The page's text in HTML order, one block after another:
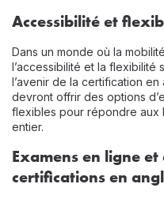
Accessibilité et
Dans un monde où la
l’accessibilité et la flexibilité
l’avenir de la certification en
devront offrir des options
flexibles pour répondre aux
entier.
Examens en ligne
certifications en